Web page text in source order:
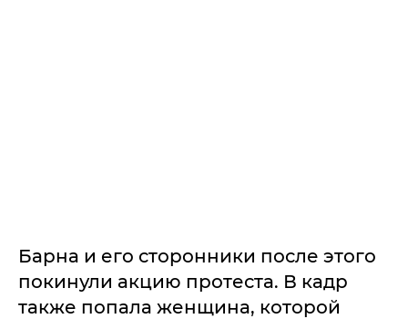
Барна и его сторонники после этого
покинули акцию протеста. В кадр
также попала женщина, которой